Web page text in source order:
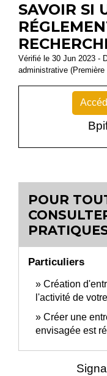
SAVOIR SI
Vérifié le 30 Jun 2023 -
administrative (Première
POUR
Particuliers
Création
l'activité de
Créer une
envisagée est